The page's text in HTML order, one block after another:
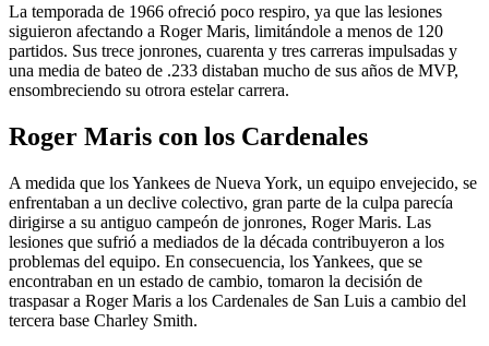
La temporada de 1966 ofreció poco respiro, ya que las lesiones
siguieron afectando a Roger Maris, limitándole a menos de 120
partidos. Sus trece jonrones, cuarenta y tres carreras impulsadas y
una media de bateo de .233 distaban mucho de sus años de MVP,
ensombreciendo su otrora estelar carrera.
Roger Maris con los Cardenales
A medida que los Yankees de Nueva York, un equipo envejecido, se
enfrentaban a un declive colectivo, gran parte de la culpa parecía
dirigirse a su antiguo campeón de jonrones, Roger Maris. Las
lesiones que sufrió a mediados de la década contribuyeron a los
problemas del equipo. En consecuencia, los Yankees, que se
encontraban en un estado de cambio, tomaron la decisión de
traspasar a Roger Maris a los Cardenales de San Luis a cambio del
tercera base Charley Smith.